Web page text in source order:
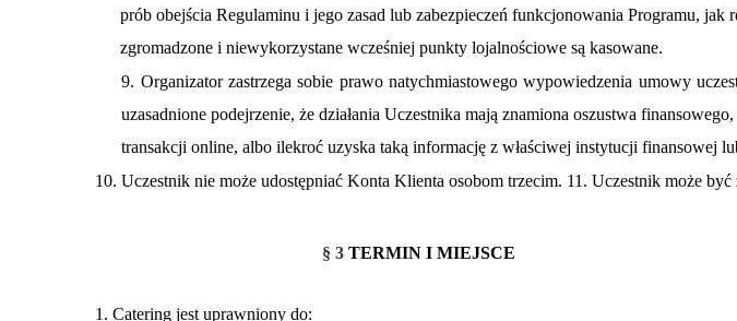
prób obejścia Regulaminu i jego zasad lub zabezpieczeń funkcjonowania Programu,
zgromadzone i niewykorzystane wcześniej punkty lojalnościowe są kasowane.
9. Organizator zastrzega sobie prawo natychmiastowego wypowiedzenia umowy
uzasadnione podejrzenie, że działania Uczestnika mają znamiona oszustwa
transakcji online, albo ilekroć uzyska taką informację z właściwej instytucji finansowej
10. Uczestnik nie może udostępniać Konta Klienta osobom trzecim. 11. Uczestnik może
§ 3TERMIN I MIEJSCE
1. Catering jest uprawniony do: